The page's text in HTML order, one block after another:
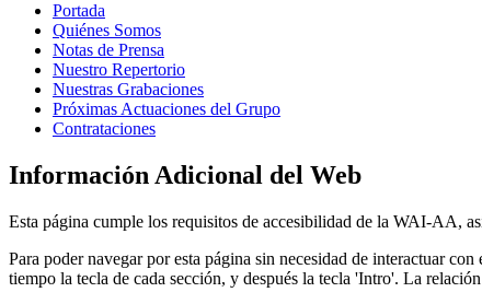
Portada
Quiénes Somos
Notas de Prensa
Nuestro Repertorio
Nuestras Grabaciones
Próximas Actuaciones del Grupo
Contrataciones
Información Adicional del Web
Esta página cumple los requisitos de accesibilidad de la WAI-AA,
Para poder navegar por esta página sin necesidad de interactuar
tiempo la tecla de cada sección, y después la tecla 'Intro'. La